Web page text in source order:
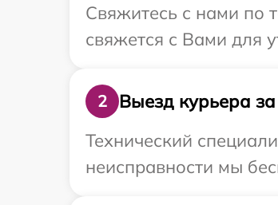
Свяжитесь с нами по
свяжется с Вами для
2
Выезд курьера
Технический
неисправности мы